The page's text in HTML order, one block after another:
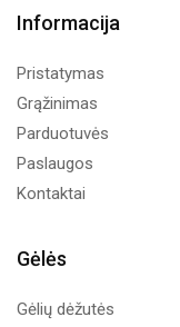
Informacija
Pristatymas
Grąžinimas
Parduotuvės
Paslaugos
Kontaktai
Gėlės
Gėlių dėžutės